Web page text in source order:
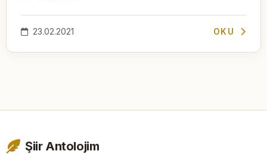
23.02.2021 OKU
Şiir Antolojim